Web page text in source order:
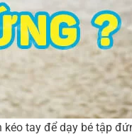
tay để dạy bé tập